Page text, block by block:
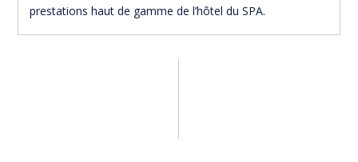
prestations haut de gamme de l’hôtel du SPA.